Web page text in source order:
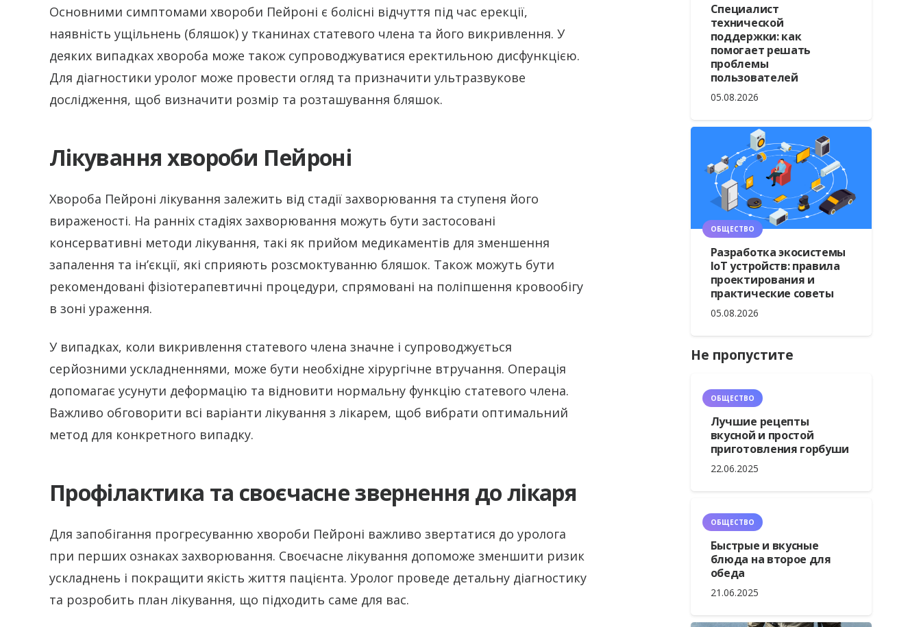
Основними симптомами хвороби Пейроні є болісні відчуття під час ерекції,
наявність ущільнень (бляшок) у тканинах статевого члена та його викривлення. У
деяких випадках хвороба може також супроводжуватися еректильною дисфункцією.
Для діагностики уролог може провести огляд та призначити ультразвукове
дослідження, щоб визначити розмір та розташування бляшок.
Лікування хвороби Пейроні
Хвороба Пейроні лікування залежить від стадії захворювання та ступеня його
вираженості. На ранніх стадіях захворювання можуть бути застосовані
консервативні методи лікування, такі як прийом медикаментів для зменшення
запалення та ін’єкції, які сприяють розсмоктуванню бляшок. Також можуть бути
рекомендовані фізіотерапевтичні процедури, спрямовані на поліпшення кровообігу
в зоні ураження.
У випадках, коли викривлення статевого члена значне і супроводжується
серйозними ускладненнями, може бути необхідне хірургічне втручання. Операція
допомагає усунути деформацію та відновити нормальну функцію статевого члена.
Важливо обговорити всі варіанти лікування з лікарем, щоб вибрати оптимальний
метод для конкретного випадку.
Профілактика та своєчасне звернення до лікаря
Для запобігання прогресуванню хвороби Пейроні важливо звертатися до уролога
при перших ознаках захворювання. Своєчасне лікування допоможе зменшити ризик
ускладнень і покращити якість життя пацієнта. Уролог проведе детальну діагностику
та розробить план лікування, що підходить саме для вас.
Специалист
технической
поддержки: как
помогает решать
проблемы
пользователей
05.08.2026
ОБЩЕСТВО
Разработка экосистемы
IoT устройств: правила
проектирования и
практические советы
05.08.2026
Не пропустите
ОБЩЕСТВО
Лучшие рецепты
вкусной и простой
приготовления горбуши
22.06.2025
ОБЩЕСТВО
Быстрые и вкусные
блюда на второе для
обеда
21.06.2025